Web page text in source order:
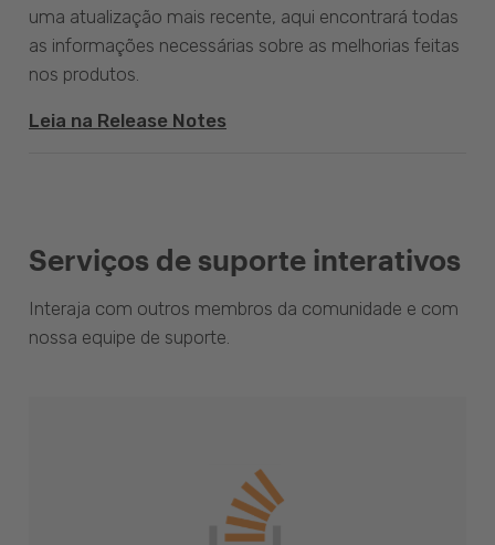
uma atualização mais recente, aqui encontrará todas
as informações necessárias sobre as melhorias feitas
nos produtos.
Leia na Release Notes
Serviços de suporte interativos
Interaja com outros membros da comunidade e com
nossa equipe de suporte.